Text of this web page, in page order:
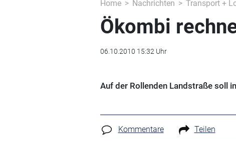
Home Nachrichten Transport +
Ökombi
06.10.2010 15:32 Uhr
Auf der Rollenden Landstraße soll
Kommentare Teilen